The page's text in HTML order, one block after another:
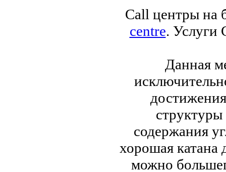
Call центры на
centre. Услуги
Данная
содержания
хорошая катана
можно